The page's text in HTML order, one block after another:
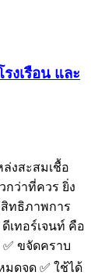
งเรือน และ
งสะสมเชื้อ
กว่าที่ควร ยิ่ง
ทธิภาพการ
เทอร์เจนท์ คือ
ขจัดคราบ
ดจด ✅ ใช้ได้